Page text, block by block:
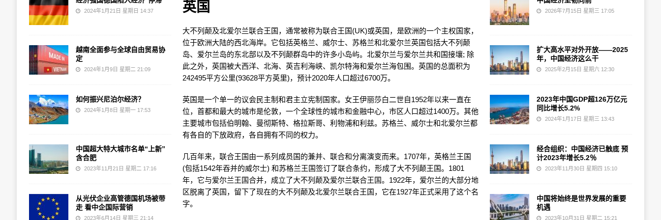
英国
大不列颠及北爱尔兰联合王国，通常被称为联合王国(UK)或英国，是欧洲的一个主权国家，
位于欧洲大陆的西北海岸。它包括英格兰、威尔士、苏格兰和北爱尔兰英国包括大不列颠
岛、爱尔兰岛的东北部以及不列颠群岛中的许多小岛屿。北爱尔兰与爱尔兰共和国接壤; 除
此之外，英国被大西洋、北海、英吉利海峡、凯尔特海和爱尔兰海包围。英国的总面积为
242495平方公里(93628平方英里)，预计2020年人口超过6700万。
英国是一个单一的议会民主制和君主立宪制国家。女王伊丽莎白二世自1952年以来一直在
位，首都和最大的城市是伦敦，一个全球性的城市和金融中心，市区人口超过1400万。其他
主要城市包括伯明翰、曼彻斯特、格拉斯哥、利物浦和利兹。苏格兰、威尔士和北爱尔兰都
有各自的下放政府，各自拥有不同的权力。
几百年来，联合王国由一系列成员国的兼并、联合和分离演变而来。1707年，英格兰王国
(包括1542年吞并的威尔士) 和苏格兰王国签订了联合条约，形成了大不列颠王国。1801
年，它与爱尔兰王国合并，成立了大不列颠及爱尔兰联合王国。1922年，爱尔兰的大部分地
区脱离了英国，留下了现在的大不列颠及北爱尔兰联合王国，它在1927年正式采用了这个名
字。
2024年1月21日 星期日 14:37
越南全面参与全球自由贸易协
定
2024年1月9日 星期二 21:09
如何振兴尼泊尔经济？
2024年1月8日 星期一 17:53
中国超大特大城市名单“上新”
含合肥
2023年11月21日 星期二 17:16
从光伏企业高管德国机场被带
走 看中企国际营销
2023年6月14日 星期三 21:14
2026年7月15日 星期三 17:05
扩大高水平对外开放——2025
年，中国经济这么干
2025年2月15日 星期六 12:30
2023年中国GDP超126万亿元
同比增长5.2%
2024年1月17日 星期三 13:43
经合组织：中国经济已触底 预
计2023年增长5.2％
2023年11月30日 星期四 15:10
中国将始终是世界发展的重要
机遇
2023年10月31日 星期二 15:21